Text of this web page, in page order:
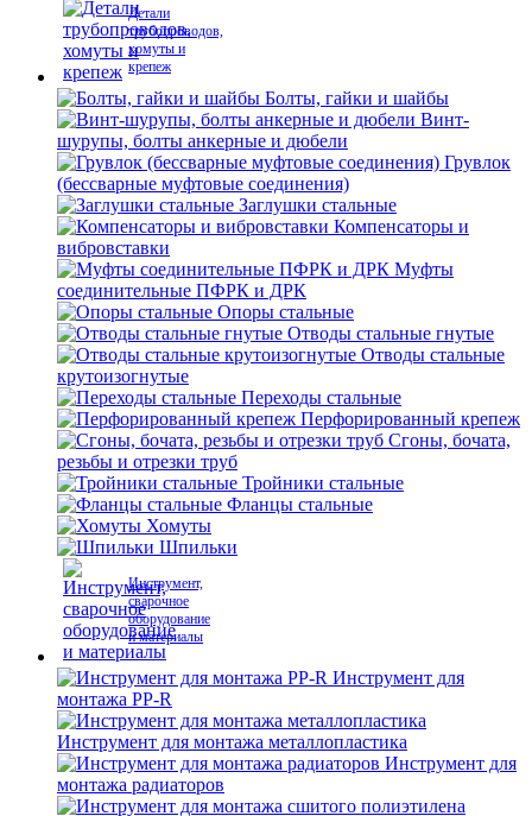
Детали
трубопроводов,
хомуты и
крепеж
Болты, гайки и шайбы
Винт-
шурупы, болты анкерные и дюбели
Грувлок
(бессварные муфтовые соединения)
Заглушки стальные
Компенсаторы и
вибровставки
Муфты
соединительные ПФРК и ДРК
Опоры стальные
Отводы стальные гнутые
Отводы стальные
крутоизогнутые
Переходы стальные
Перфорированный крепеж
Сгоны, бочата,
резьбы и отрезки труб
Тройники стальные
Фланцы стальные
Хомуты
Шпильки
Инструмент,
сварочное
оборудование
и материалы
Инструмент для
монтажа PP-R
Инструмент для монтажа металлопластика
Инструмент для
монтажа радиаторов